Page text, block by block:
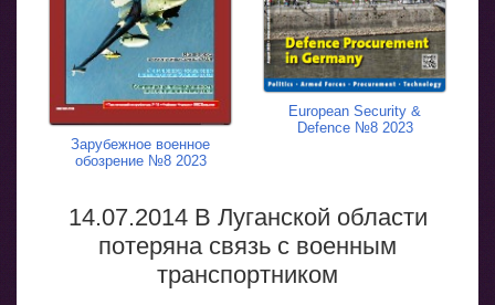
Зарубежное военное
обозрение №8 2023
European Security &
Defence №8 2023
14.07.2014 В Луганской области
потеряна связь с военным
транспортником